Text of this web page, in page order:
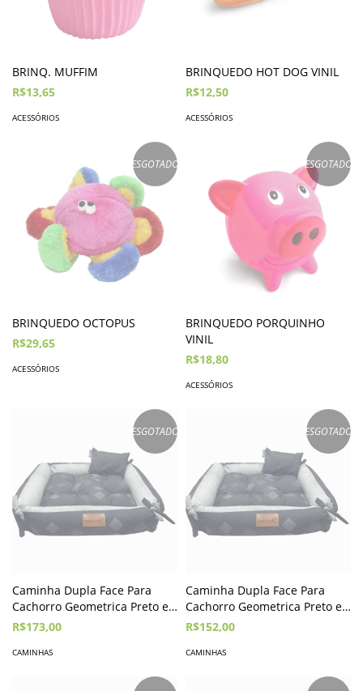
BRINQ. MUFFIM
R$13,65
ACESSÓRIOS
BRINQUEDO HOT DOG VINIL
R$12,50
ACESSÓRIOS
ESGOTADO
BRINQUEDO OCTOPUS
R$29,65
ACESSÓRIOS
ESGOTADO
BRINQUEDO PORQUINHO
VINIL
R$18,80
ACESSÓRIOS
ESGOTADO
Caminha Dupla Face Para
Cachorro Geometrica Preto e
Cinza - G
R$173,00
CAMINHAS
ESGOTADO
Caminha Dupla Face Para
Cachorro Geometrica Preto e
Cinza - M
R$152,00
CAMINHAS